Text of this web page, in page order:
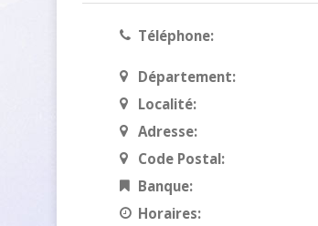
Téléphone:
Département:
Localité:
Adresse:
Code Postal:
Banque:
Horaires: